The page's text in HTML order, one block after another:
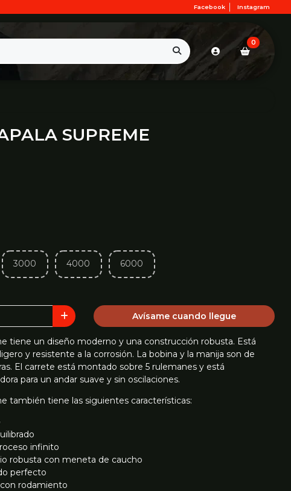
Facebook Instagram
0
SUPREME
3000 4000 6000
Avísame cuando llegue
tiene un diseño moderno y una construcción robusta. Está
y resistente a la corrosión. La bobina y la manija son de
El carrete está montado sobre 5 rulemanes y está
para un andar suave y sin oscilaciones.
también tiene las siguientes características:
infinito
robusta con meneta de caucho
perfecto
rodamiento